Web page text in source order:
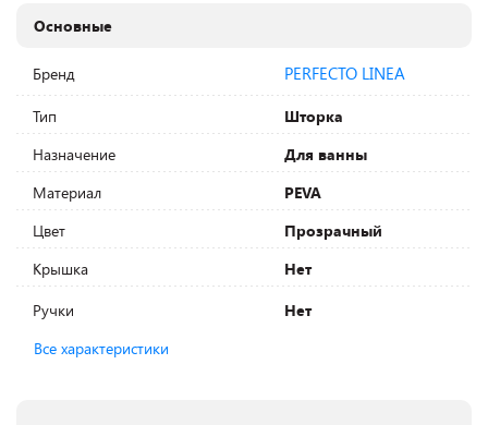
Основные
Бренд PERFECTO LINEA
Тип
Шторка
Назначение
Для ванны
Материал
PEVA
Цвет
Прозрачный
Крышка
Нет
Ручки
Нет
Все характеристики